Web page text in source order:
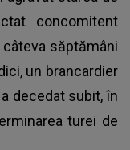
concomitent
câteva săptămâni
un brancardier
decedat subit, în
turei de